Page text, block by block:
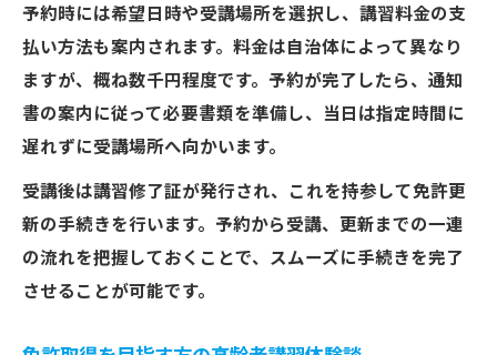
予約時には希望日時や受講場所を選択し、講習料金の支
払い方法も案内されます。料金は自治体によって異なり
ますが、概ね数千円程度です。予約が完了したら、通知
書の案内に従って必要書類を準備し、当日は指定時間に
遅れずに受講場所へ向かいます。
受講後は講習修了証が発行され、これを持参して免許更
新の手続きを行います。予約から受講、更新までの一連
の流れを把握しておくことで、スムーズに手続きを完了
させることが可能です。